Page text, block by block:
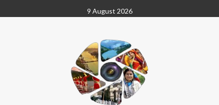
to
9 August 2026